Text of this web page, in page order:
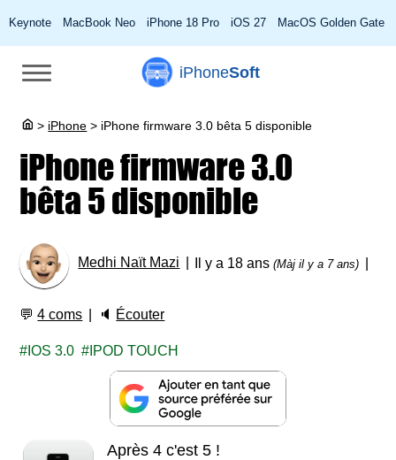
Keynote MacBook Neo iPhone 18 Pro iOS 27 MacOS Golden Gate
iPhoneSoft
> iPhone > iPhone firmware 3.0 bêta 5 disponible
iPhone firmware 3.0
bêta 5 disponible
Medhi Naït Mazi Il y a 18 ans(Màj il y a 7 ans)
💬4 coms 🔈 Écouter
IOS 3.0 IPOD TOUCH
Après 4 c'est 5 !